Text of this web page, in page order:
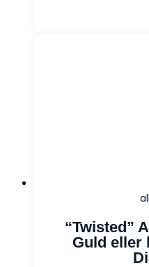
“Twisted”
Guld eller